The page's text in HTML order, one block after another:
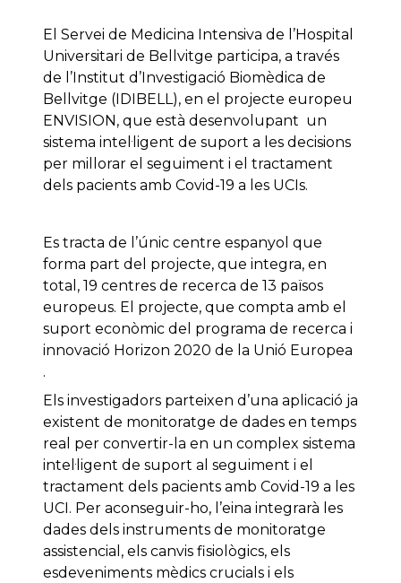
El Servei de Medicina Intensiva de l’Hospital
Universitari de Bellvitge participa, a través
de l’Institut d’Investigació Biomèdica de
Bellvitge (IDIBELL), en el projecte europeu
ENVISION, que està desenvolupant un
sistema intel·ligent de suport a les decisions
per millorar el seguiment i el tractament
dels pacients amb Covid-19 a les UCIs.
Es tracta de l’únic centre espanyol que
forma part del projecte, que integra, en
total, 19 centres de recerca de 13 països
europeus. El projecte, que compta amb el
suport econòmic del programa de recerca i
innovació Horizon 2020 de la Unió Europea
.
Els investigadors parteixen d’una aplicació ja
existent de monitoratge de dades en temps
real per convertir-la en un complex sistema
intel·ligent de suport al seguiment i el
tractament dels pacients amb Covid-19 a les
UCI. Per aconseguir-ho, l’eina integrarà les
dades dels instruments de monitoratge
assistencial, els canvis fisiològics, els
esdeveniments mèdics crucials i els